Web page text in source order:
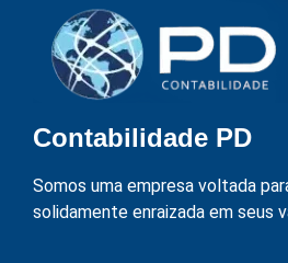
Contabilidade PD
Somos uma empresa voltada
solidamente enraizada em seus